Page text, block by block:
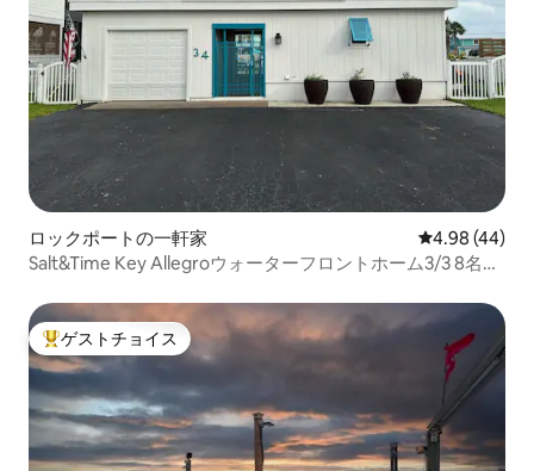
ロックポートの一軒家 レビュー44
4.98 (44)
Salt&Time Key Allegroウォーターフロントホーム3/3 8名様
大好評のゲストチョイスです。
ゲストチョイス